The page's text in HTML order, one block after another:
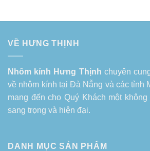
VỀ HƯNG THỊNH
Nhôm kính Hưng Thịnh chuyên
về nhôm kính tại Đà Nẵng và các tỉnh
mang đến cho Quý Khách một
sang trọng và hiện đại.
DANH MỤC SẢN PHẨM